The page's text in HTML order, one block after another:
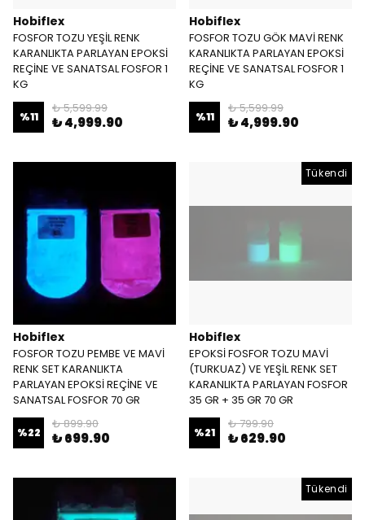
Hobiflex
FOSFOR TOZU YEŞİL RENK
KARANLIKTA PARLAYAN EPOKSİ
REÇİNE VE SANATSAL FOSFOR 1
KG
%11
₺ 5,599.99
₺ 4,999.90
Hobiflex
FOSFOR TOZU GÖK MAVİ RENK
KARANLIKTA PARLAYAN EPOKSİ
REÇİNE VE SANATSAL FOSFOR 1
KG
%11
₺ 5,599.99
₺ 4,999.90
Hobiflex
FOSFOR TOZU PEMBE VE MAVİ
RENK SET KARANLIKTA
PARLAYAN EPOKSİ REÇİNE VE
SANATSAL FOSFOR 70 GR
%22
₺ 899.90
₺ 699.90
Tükendi
Hobiflex
EPOKSİ FOSFOR TOZU MAVİ
(TURKUAZ) VE YEŞİL RENK SET
KARANLIKTA PARLAYAN FOSFOR
35 GR + 35 GR 70 GR
%21
₺ 799.90
₺ 629.90
Tükendi